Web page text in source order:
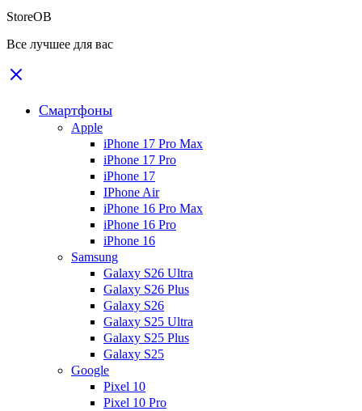
StoreOB
Все лучшее для вас
Смартфоны
Apple
iPhone 17 Pro Max
iPhone 17 Pro
iPhone 17
IPhone Air
iPhone 16 Pro Max
iPhone 16 Pro
iPhone 16
Samsung
Galaxy S26 Ultra
Galaxy S26 Plus
Galaxy S26
Galaxy S25 Ultra
Galaxy S25 Plus
Galaxy S25
Google
Pixel 10
Pixel 10 Pro